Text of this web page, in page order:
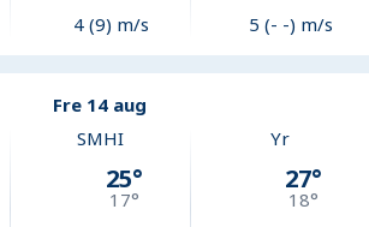
4 (9) m/s
5 (- -) m/s
Fre 14 aug
SMHI
25°
17°
Yr
27°
18°